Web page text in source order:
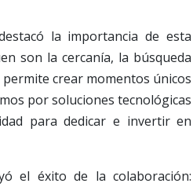
la importancia de esta
son la cercanía, la búsqueda
crear momentos únicos
por soluciones tecnológicas
para dedicar e invertir en
el éxito de la colaboración: